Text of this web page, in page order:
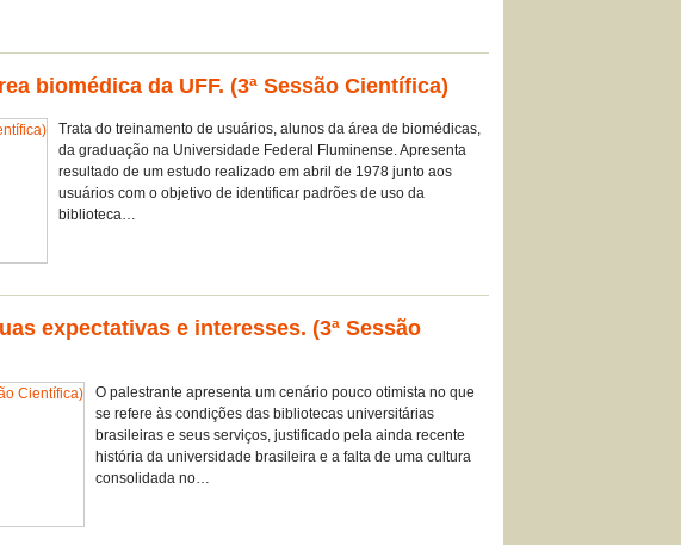
biomédica da UFF. (3ª Sessão Científica)
Trata do treinamento de usuários, alunos da área de biomédicas,
da graduação na Universidade Federal Fluminense. Apresenta
resultado de um estudo realizado em abril de 1978 junto aos
usuários com o objetivo de identificar padrões de uso da
biblioteca…
expectativas e interesses. (3ª Sessão
O palestrante apresenta um cenário pouco otimista no que
se refere às condições das bibliotecas universitárias
brasileiras e seus serviços, justificado pela ainda recente
história da universidade brasileira e a falta de uma cultura
consolidada no…